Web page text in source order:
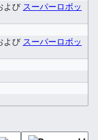
よび スーパーロボッ
よび スーパーロボッ